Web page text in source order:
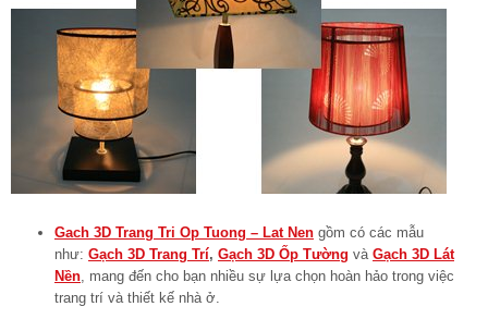
Gach 3D Trang Tri Op Tuong – Lat Nen gồm có các mẫu
như: Gạch 3D Trang Trí, Gạch 3D Ốp Tường và Gạch 3D Lát
Nền , mang đến cho bạn nhiều sự lựa chọn hoàn hảo trong việc
trang trí và thiết kế nhà ở.